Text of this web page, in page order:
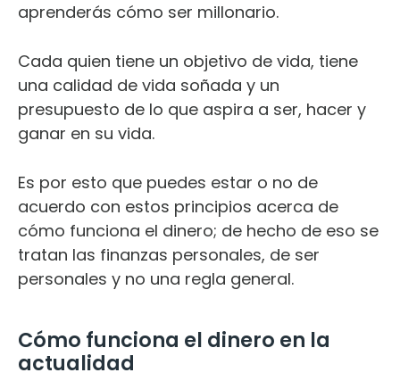
aprenderás cómo ser millonario.
Cada quien tiene un objetivo de vida, tiene
una calidad de vida soñada y un
presupuesto de lo que aspira a ser, hacer y
ganar en su vida.
Es por esto que puedes estar o no de
acuerdo con estos principios acerca de
cómo funciona el dinero; de hecho de eso se
tratan las finanzas personales, de ser
personales y no una regla general.
Cómo funciona el dinero en la
actualidad